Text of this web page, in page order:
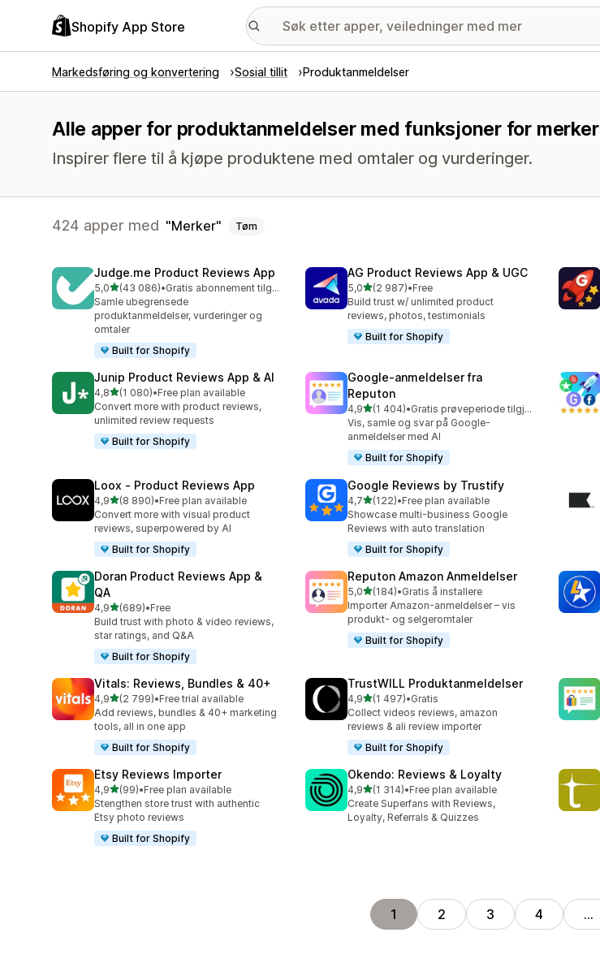
Shopify App Store
Markedsføring og konvertering Sosial tillit Produktanmeldelser
Alle apper for produktanmeldelser med funksjoner for merker
Inspirer flere til å kjøpe produktene med omtaler og vurderinger.
424 apper med Merker Tøm
Judge.me Product Reviews App
5,0av 5 stjerner
(43 086)
Totalt 43086 omtaler
•
Gratis abonnement tilgjengelig
Samle ubegrensede
produktanmeldelser, vurderinger og
omtaler
Built for Shopify
AG Product Reviews App & UGC
5,0av 5 stjerner
(2 987)
Totalt 2987 omtaler
•Free
Build trust w/ unlimited product
reviews, photos, testimonials
Built for Shopify
Junip Product Reviews App & AI
4,8av 5 stjerner
(1 080)
Totalt 1080 omtaler
•Free plan available
Convert more with product reviews,
unlimited review requests
Built for Shopify
Google‑anmeldelser fra
Reputon
4,9av 5 stjerner
(1 404)
Totalt 1404 omtaler
•
Gratis prøveperiode tilgjengelig
Vis, samle og svar på Google-
anmeldelser med AI
Built for Shopify
Loox ‑ Product Reviews App
4,9av 5 stjerner
(8 890)
Totalt 8890 omtaler
•Free plan available
Convert more with visual product
reviews, superpowered by AI
Built for Shopify
Google Reviews by Trustify
4,7av 5 stjerner
(122)
Totalt 122 omtaler
•Free plan available
Showcase multi-business Google
Reviews with auto translation
Built for Shopify
Doran Product Reviews App &
QA
4,9av 5 stjerner
(689)
Totalt 689 omtaler
•Free
Build trust with photo & video reviews,
star ratings, and Q&A
Built for Shopify
Reputon Amazon Anmeldelser
5,0av 5 stjerner
(184)
Totalt 184 omtaler
•Gratis å installere
Importer Amazon-anmeldelser – vis
produkt- og selgeromtaler
Built for Shopify
Vitals: Reviews, Bundles & 40+
4,9av 5 stjerner
(2 799)
Totalt 2799 omtaler
•Free trial available
Add reviews, bundles & 40+ marketing
tools, all in one app
Built for Shopify
TrustWILL Produktanmeldelser
4,9av 5 stjerner
(1 497)
Totalt 1497 omtaler
•Gratis
Collect videos reviews, amazon
reviews & ali review importer
Built for Shopify
Etsy Reviews Importer
4,9av 5 stjerner
(99)
Totalt 99 omtaler
•Free plan available
Stengthen store trust with authentic
Etsy photo reviews
Built for Shopify
Okendo: Reviews & Loyalty
4,9av 5 stjerner
(1 314)
Totalt 1314 omtaler
•Free plan available
Create Superfans with Reviews,
Loyalty, Referrals & Quizzes
1 2 3 4 …